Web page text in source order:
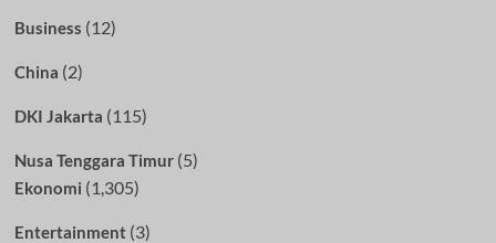
Business (12)
China (2)
DKI Jakarta (115)
Nusa Tenggara Timur(5)
Ekonomi (1,305)
Entertainment(3)